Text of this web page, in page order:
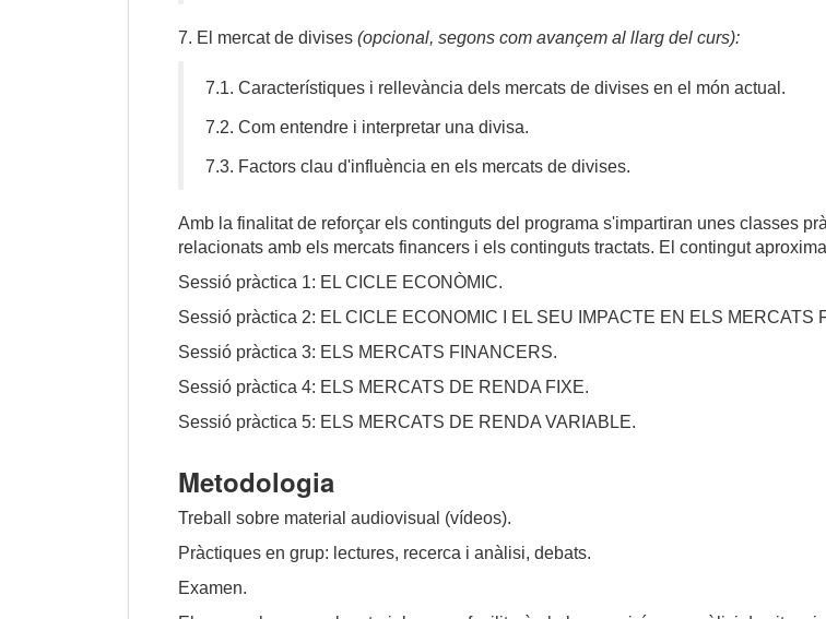
7. El mercat de divises (opcional, segons com avançem al llarg del curs):
7.1. Característiques i rellevància dels mercats de divises en el món actual.
7.2. Com entendre i interpretar una divisa.
7.3. Factors clau d'influència en els mercats de divises.
Amb la finalitat de reforçar els continguts del programa s'impartiran unes classes
relacionats amb els mercats financers i els continguts tractats. El contingut
Sessió pràctica 1: EL CICLE ECONÒMIC.
Sessió pràctica 2: EL CICLE ECONOMIC I EL SEU IMPACTE EN ELS MERCATS
Sessió pràctica 3: ELS MERCATS FINANCERS.
Sessió pràctica 4: ELS MERCATS DE RENDA FIXE.
Sessió pràctica 5: ELS MERCATS DE RENDA VARIABLE.
Metodologia
Treball sobre material audiovisual (vídeos).
Pràctiques en grup: lectures, recerca i anàlisi, debats.
Examen.